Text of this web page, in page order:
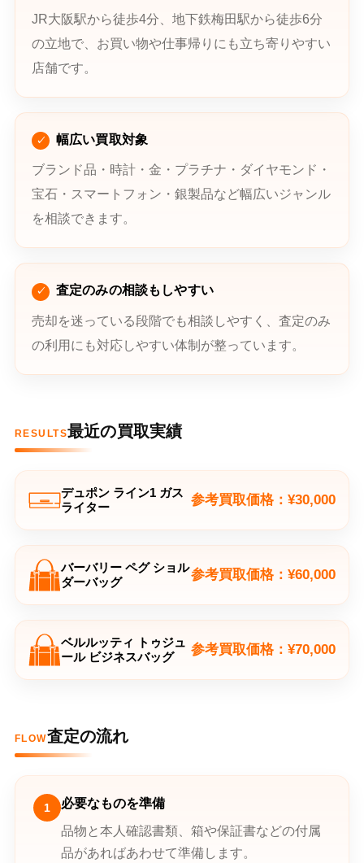
JR大阪駅から徒歩4分、地下鉄梅田駅から徒歩6分
の立地で、お買い物や仕事帰りにも立ち寄りやすい
店舗です。
幅広い買取対象
ブランド品・時計・金・プラチナ・ダイヤモンド・
宝石・スマートフォン・銀製品など幅広いジャンル
を相談できます。
査定のみの相談もしやすい
売却を迷っている段階でも相談しやすく、査定のみ
の利用にも対応しやすい体制が整っています。
RESULTS最近の買取実績
デュポン ライン1 ガス
ライター
参考買取価格：¥30,000
バーバリー ペグ ショル
ダーバッグ
参考買取価格：¥60,000
ベルルッティ トゥジュ
ール ビジネスバッグ
参考買取価格：¥70,000
FLOW査定の流れ
1
必要なものを準備
品物と本人確認書類、箱や保証書などの付属
品があればあわせて準備します。